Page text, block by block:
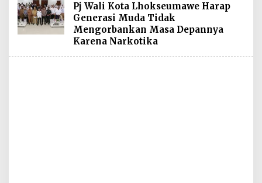
Pj Wali Kota Lhokseumawe Harap
Generasi Muda Tidak
Mengorbankan Masa Depannya
Karena Narkotika